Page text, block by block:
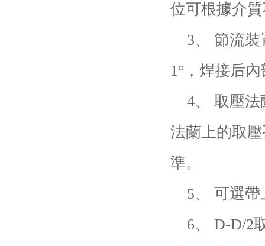
位可根據介
3、 節流裝
1°，焊接后
4、 取壓法
法蘭上的取
準。
5、 可選帶
6、 D-D/2